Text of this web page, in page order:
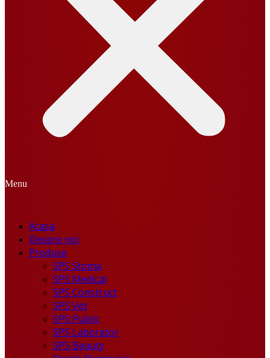
Menu
Acasa
Despre noi
Produse
SPS Stoma
SPS Medical
SPS Construct
SPS Vet
SPS Public
SPS Laborator
SPS Beauty